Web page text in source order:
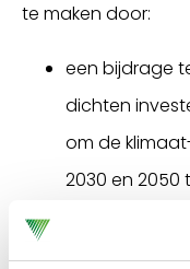
te maken door:
een bijdrage
dichten
om de
2030 en 2050
onder meer